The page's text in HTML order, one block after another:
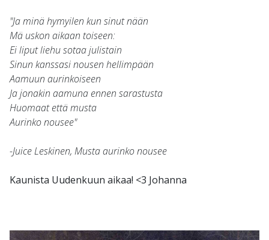
"Ja minä hymyilen kun sinut nään
Mä uskon aikaan toiseen:
Ei liput liehu sotaa julistain
Sinun kanssasi nousen hellimpään
Aamuun aurinkoiseen
Ja jonakin aamuna ennen sarastusta
Huomaat että musta
Aurinko nousee"
-Juice Leskinen, Musta aurinko nousee
Kaunista Uudenkuun aikaa! <3 Johanna